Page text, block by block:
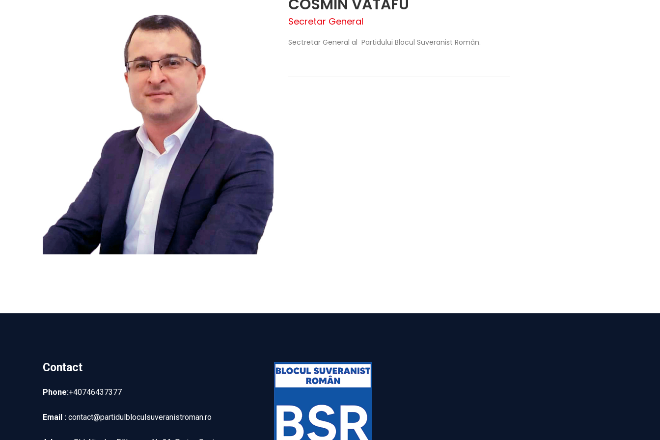
COSMIN VATAFU
Secretar General
Sectretar General al Partidului Blocul Suveranist Român.
Contact
Phone:+40746437377
Email : contact@partidulbloculsuveranistroman.ro